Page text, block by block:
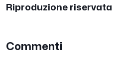
Riproduzione riservata
Commenti